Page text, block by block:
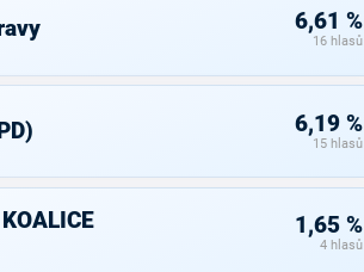
6,61 %
16 hlasů
6,19 %
15 hlasů
1,65 %
4 hlasů